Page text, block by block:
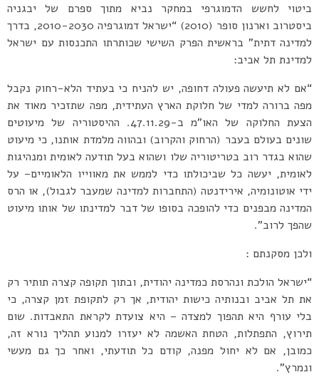
ביטוי לחשש הדמוגרפי במחקר נביא מתוך ספרם של יבגניה
ביסטרוב וארנון סופר (2010) “ישראל דמוגרפיה 2010-2030, בדרך
למדינה דתית” בראשית הפרק השישי שכותרתו התכנסות עם ישראל
למדינת תל אביב:
“אם לא תיעשה פעולה דחופה, יש להניח כי בעתיד הלא-רחוק נקבל
מפה ברורה למדי של חלוקת הארץ העתידית, מפה שתזכיר מאוד את
הצעת החלוקה של האו”מ ב-47.11.29. ההיסטוריה של מיעוטים
שונים בעולם בעבר (הרחוק והקרוב) ובהווה מלמדת אותנו, כי מיעוט
שהוא בגדר רוב בטריטוריה שלו ושהוא בעל תודעה לאומית ומנהיגות
לאומית, יעשה כל שביכולתו כדי לממש את מאווייו הלאומיים– על
ידי אוטונומיה, אירידנטה (התחברות למדינה שמעבר לגבול), או הרס
המדינה מבפנים כדי להופכה בסופו של דבר למדינתו של אותו מיעוט
שהפך לרוב”.
ולכן מסקנתם :
“ישראל הולכת ונהרסת כמדינה יהודית, ובתוך תקופה קצרה תותיר רק
את תל אביב ובנותיה כישות יהודית, אך רק לתקופת זמן קצרה, כי
בלי עורף היא תהפוך למצדה – היא צועדת לקראת התאבדות. שום
תירוץ, התפתלות, הטחת האשמה לא יעזרו למנוע תהליך נורא זה,
כמובן, אם לא יחול מפנה, קודם כל תודעתי, ואחר כך גם מעשי
ונמרץ”.